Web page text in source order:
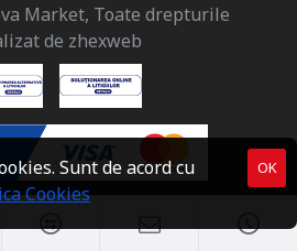
Market, Toate drepturile
de zhexweb
OK
Sunt de acord cu
Cookies